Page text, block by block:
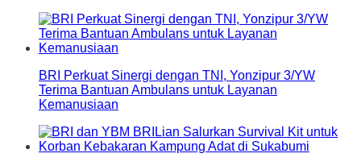
BRI Perkuat Sinergi dengan TNI, Yonzipur 3/YW
Terima Bantuan Ambulans untuk Layanan
Kemanusiaan